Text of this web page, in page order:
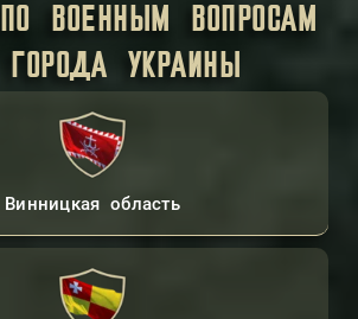
ВОЕННЫМ ВОПРОСАМ
ГОРОДА УКРАИНЫ
Винницкая область